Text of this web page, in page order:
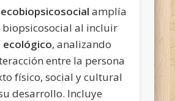
amplía
biopsicosocial al incluir
, analizando
entre la persona
físico, social y cultural
desarrollo. Incluye